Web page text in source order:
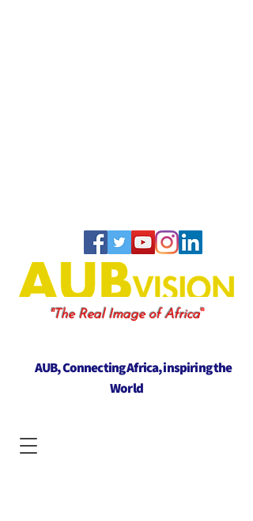
"The Real Image of Africa"
AUB, Connecting Africa, inspiring the
World